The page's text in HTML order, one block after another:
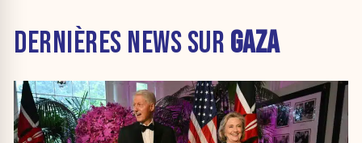
DERNIÈRES NEWS SUR GAZA